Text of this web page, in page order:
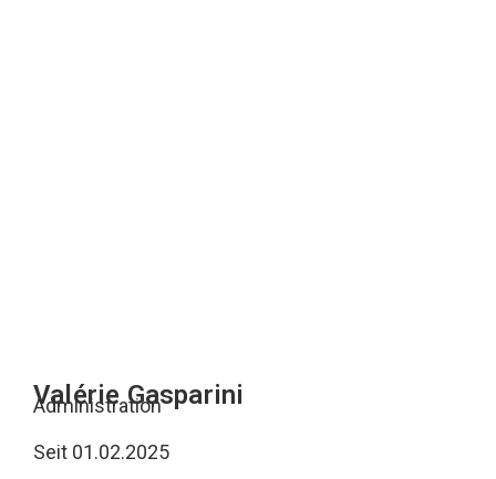
Valérie Gasparini
Administration
Seit 01.02.2025